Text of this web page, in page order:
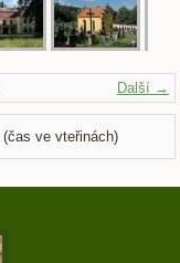
Další →
(čas ve vteřinách)